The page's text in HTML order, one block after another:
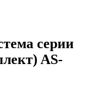
серии
AS-